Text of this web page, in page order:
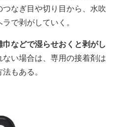
なぎ目や切り目から、水吹
で剥がしていく。
などで湿らせおくと剥がし
ない場合は、専用の接着剤は
もある。